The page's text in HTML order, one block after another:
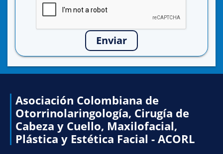
Enviar
Asociación Colombiana de
Otorrinolaringología, Cirugía de
Cabeza y Cuello, Maxilofacial,
Plástica y Estética Facial - ACORL